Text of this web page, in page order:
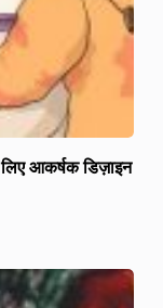
आकर्षक डिज़ाइन